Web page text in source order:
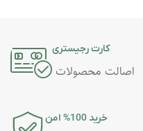
کارت رجیستری
اصالت محصولات
خرید 100% امن